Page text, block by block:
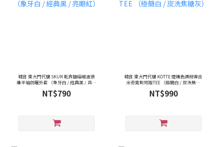
韓貨 東大門代購 SKUR 乾爽皺褶細波浪
邊半袖防曬外套 （象牙白 / 經典黑 / 亮眼
紅）
NT$790
韓貨 東大門代購 KOTTE 煙燻色調微復古
米奇寬鬆短版TEE （極簡白 / 炭洗焦糖
灰）
NT$990